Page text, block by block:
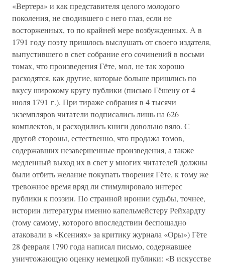
«Вертера» и как представителя целого молодого
поколения, не сводившего с него глаз, если не
восторженных, то по крайней мере возбужденных. А в
1791 году поэту пришлось выслушать от своего издателя,
выпустившего в свет собрание его сочинений в восьми
томах, что произведения Гёте, мол, не так хорошо
расходятся, как другие, которые больше пришлись по
вкусу широкому кругу публики (письмо Гёшену от 4
июля 1791 г.). При тираже собрания в 4 тысячи
экземпляров читатели подписались лишь на 626
комплектов, и расходились книги довольно вяло. С
другой стороны, естественно, что продажа томов,
содержавших незавершенные произведения, а также
медленный выход их в свет у многих читателей должны
были отбить желание покупать творения Гёте, к тому же
тревожное время вряд ли стимулировало интерес
публики к поэзии. По странной иронии судьбы, точнее,
истории литературы именно капельмейстеру Рейхардту
(тому самому, которого впоследствии беспощадно
атаковали в «Ксениях» за критику журнала «Оры») Гёте
28 февраля 1790 года написал письмо, содержавшее
уничтожающую оценку немецкой публики: «В искусстве